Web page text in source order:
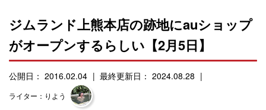
ジムランド上熊本店の跡地にauショップ
がオープンするらしい【2月5日】
公開日： 2016.02.04 最終更新日： 2024.08.28
ライター：りよう